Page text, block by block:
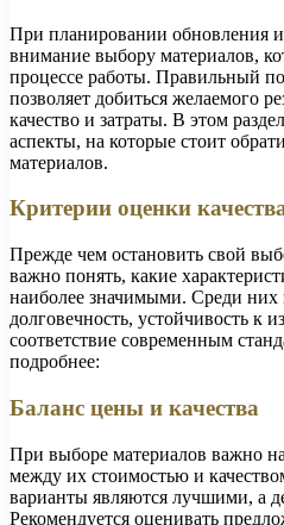
При планировании обновления
внимание выбору материалов,
процессе работы. Правильный
позволяет добиться желаемого
качество и затраты. В этом
аспекты, на которые стоит
материалов.
Критерии оценки
Прежде чем остановить свой
важно понять, какие
наиболее значимыми. Среди
долговечность, устойчивость к
соответствие современным
подробнее:
Баланс цены и качества
При выборе материалов важно
между их стоимостью и
варианты являются лучшими, а
Рекомендуется оценивать